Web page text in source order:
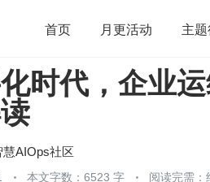
首页 月更活动 主
架构 OpenHarmony 算
管理
时代，企业
慧AIOps社区
本文字数：6523 字 阅读完需：